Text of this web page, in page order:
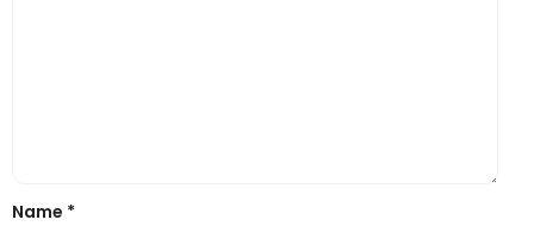
Name *